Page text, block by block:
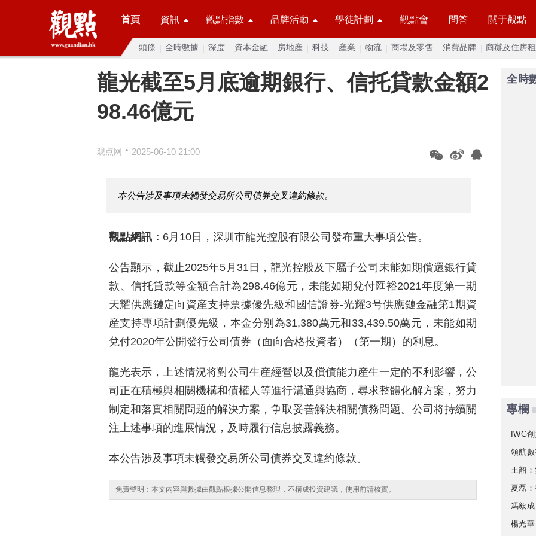
首頁 資訊 觀點指數 品牌活動 學徒計劃 觀點會 問答 關于觀點
頭條 全時數據 深度 資本金融 房地産 科技 産業 物流 商場及零售 消費品牌 商辦及住房
龍光截至5月底逾期銀行、信托貸款金額2
98.46億元
观点网 • 2025-06-10 21:00
本公告涉及事項未觸發交易所公司債券交叉違約條款。
觀點網訊： 6月10日，深圳市龍光控股有限公司發布重大事項公告。
公告顯示，截止2025年5月31日，龍光控股及下屬子公司未能如期償還銀行貸
款、信托貸款等金額合計為298.46億元，未能如期兌付匯裕2021年度第一期
天耀供應鏈定向資産支持票據優先級和國信證券-光耀3号供應鏈金融第1期資
産支持專項計劃優先級，本金分别為31,380萬元和33,439.50萬元，未能如期
兌付2020年公開發行公司債券（面向合格投資者）（第一期）的利息。
龍光表示，上述情況将對公司生産經營以及償債能力産生一定的不利影響，公
司正在積極與相關機構和債權人等進行溝通與協商，尋求整體化解方案，努力
制定和落實相關問題的解決方案，争取妥善解決相關債務問題。公司将持續關
注上述事項的進展情況，及時履行信息披露義務。
本公告涉及事項未觸發交易所公司債券交叉違約條款。
免責聲明：本文内容與數據由觀點根據公開信息整理，不構成投資建議，使用前請核實。
全時
專欄
IWG
領航
王韶
夏磊
馮毅
楊光